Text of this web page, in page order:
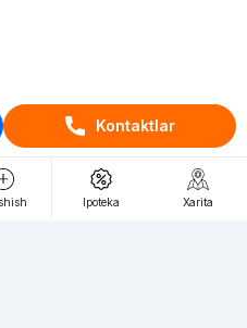
Kontaktlar
Ipoteka Xarita